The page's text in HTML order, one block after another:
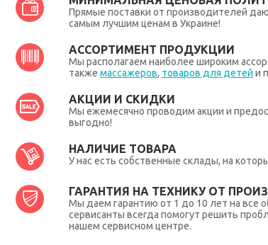
Прямые поставки от производителей
самым лучшим ценам в Украине!
АССОРТИМЕНТ ПРОДУКЦИИ
Мы располагаем наиболее широким
также массажеров, товаров для детей и
АКЦИИ И СКИДКИ
Мы ежемесячно проводим акции и
выгодно!
НАЛИЧИЕ ТОВАРА
У нас есть собственные склады, на
ГАРАНТИЯ НА ТЕХНИКУ ОТ
Мы даем гарантию от 1 до 10 лет на все
сервисанты всегда помогут решить
нашем сервисном центре.